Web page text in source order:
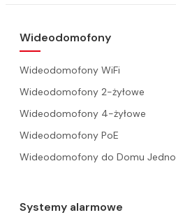
Wideodomofony
Wideodomofony WiFi
Wideodomofony 2-żyłowe
Wideodomofony 4-żyłowe
Wideodomofony PoE
Wideodomofony do Domu
Systemy alarmowe